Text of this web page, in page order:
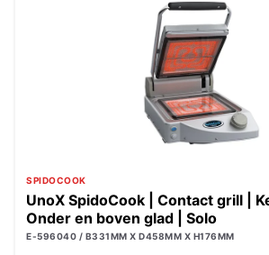
SPIDOCOOK
UnoX SpidoCook | Contact grill |
Onder en boven glad | Solo
E-596040 / B331MM X D458MM X H176MM